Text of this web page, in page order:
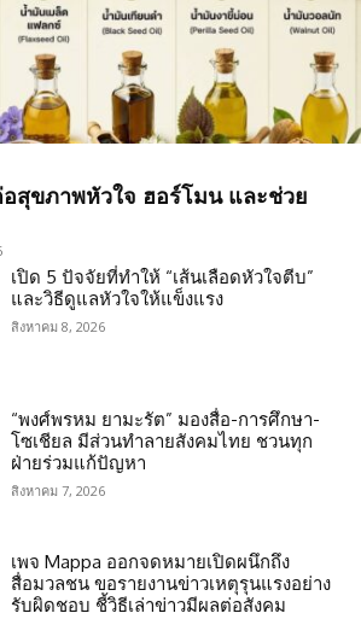
สุขภาพหัวใจ ฮอร์โมน และช่วย
เปิด 5 ปัจจัยที่ทำให้ “เส้นเลือดหัวใจตีบ”
และวิธีดูแลหัวใจให้แข็งแรง
สิงหาคม 8, 2026
“พงศ์พรหม ยามะรัต” มองสื่อ-การศึกษา-
โซเชียล มีส่วนทำลายสังคมไทย ชวนทุก
ฝ่ายร่วมแก้ปัญหา
สิงหาคม 7, 2026
เพจ Mappa ออกจดหมายเปิดผนึกถึง
สื่อมวลชน ขอรายงานข่าวเหตุรุนแรงอย่าง
รับผิดชอบ ชี้วิธีเล่าข่าวมีผลต่อสังคม